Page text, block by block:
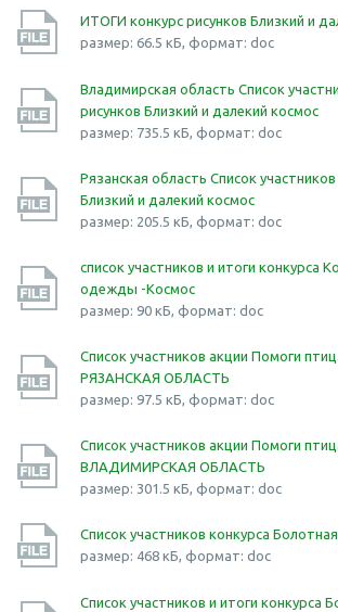
ИТОГИ конкурс рисунков Близкий и
размер: 66.5 кБ, формат: doc
Владимирская область Список
рисунков Близкий и далекий космос
размер: 735.5 кБ, формат: doc
Рязанская область Список
Близкий и далекий космос
размер: 205.5 кБ, формат: doc
список участников и итоги конкурса
одежды -Космос
размер: 90 кБ, формат: doc
Список участников акции Помоги
РЯЗАНСКАЯ ОБЛАСТЬ
размер: 97.5 кБ, формат: doc
Список участников акции Помоги
ВЛАДИМИРСКАЯ ОБЛАСТЬ
размер: 301.5 кБ, формат: doc
Список участников конкурса
размер: 468 кБ, формат: doc
Список участников и итоги конкурса